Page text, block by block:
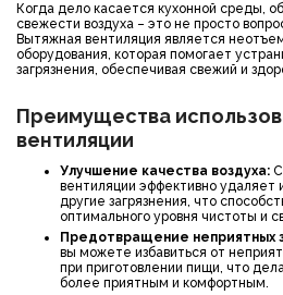
Когда дело касается кухонной среды,
свежести воздуха – это не просто
Вытяжная вентиляция является
оборудования, которая помогает
загрязнения, обеспечивая свежий и
Преимущества
вентиляции
Улучшение качества воздуха:
вентиляции эффективно удаляет
другие загрязнения, что
оптимального уровня чистоты и
Предотвращение неприятных
вы можете избавиться от
при приготовлении пищи, что
более приятным и комфортным.